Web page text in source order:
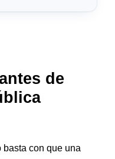
de
basta con que una